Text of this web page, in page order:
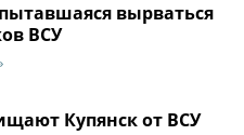
вырваться
ВСУ
Купянск от ВСУ